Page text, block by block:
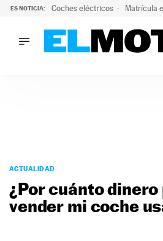
ES NOTICIA: Coches eléctricos Matrícula
PODCAST
MOTOS
TECNOLOGÍA
ACTUALIDAD
¿Por cuánto dinero
vender mi coche